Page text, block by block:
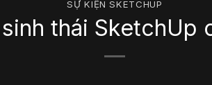
SỰ KIỆN SKETCHUP
thái SketchUp